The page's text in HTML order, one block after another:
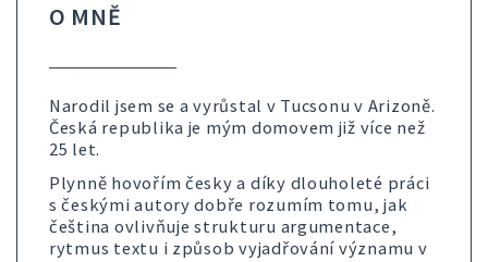
O MNĚ
Narodil jsem se a vyrůstal v Tucsonu v Arizoně.
Česká republika je mým domovem již více než
25 let.
Plynně hovořím česky a díky dlouholeté práci
s českými autory dobře rozumím tomu, jak
čeština ovlivňuje strukturu argumentace,
rytmus textu i způsob vyjadřování významu v